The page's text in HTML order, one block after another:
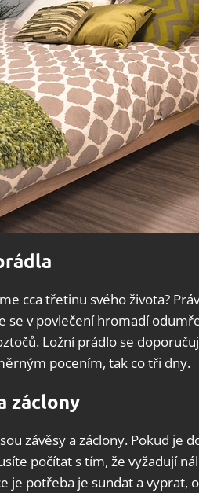
cca třetinu svého života?
se v povlečení hromadí
Ložní prádlo se
pocením, tak co tři dny.
záclony
závěsy a záclony. Pokud je
počítat s tím, že vyžadují
je potřeba je sundat a vyprat,